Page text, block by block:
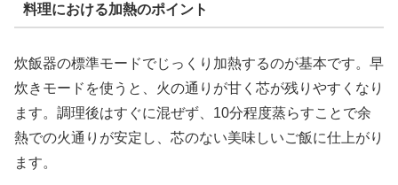
料理における加熱のポイント
炊飯器の標準モードでじっくり加熱するのが基本です。早
炊きモードを使うと、火の通りが甘く芯が残りやすくなり
ます。調理後はすぐに混ぜず、10分程度蒸らすことで余
熱での火通りが安定し、芯のない美味しいご飯に仕上がり
ます。